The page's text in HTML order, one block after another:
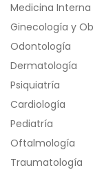
Medicina Interna
Ginecología y
Odontología
Dermatología
Psiquiatría
Cardiología
Pediatría
Oftalmología
Traumatología